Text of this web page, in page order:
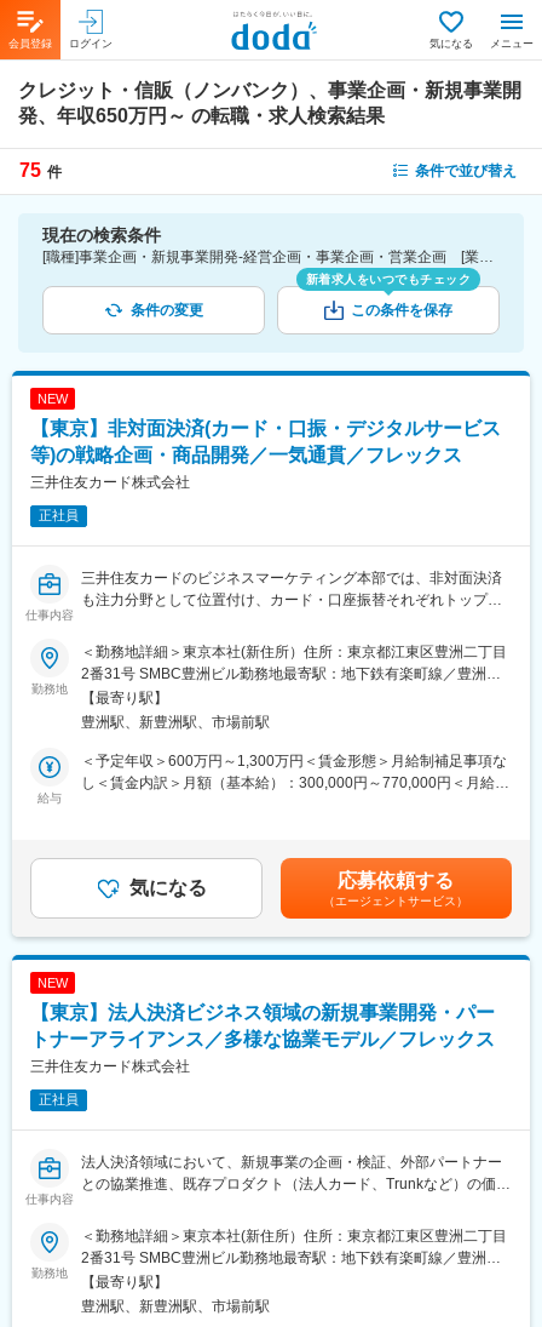
会員登録 ログイン 気になる メニュー
クレジット・信販（ノンバンク）、事業企画・新規事業開
発、年収650万円～ の転職・求人検索結果
75 件 条件で並び替え
現在の検索条件
[職種]事業企画・新規事業開発-経営企画・事業企画・営業企画 [業種]クレジット・信販（ノンバンク）-金融業界 [年収]650万円～
条件の変更
新着求人をいつでもチェック
この条件を保存
NEW
【東京】非対面決済(カード・口振・デジタルサービス
等)の戦略企画・商品開発／一気通貫／フレックス
三井住友カード株式会社
正社員
仕事内容
三井住友カードのビジネスマーケティング本部では、非対面決済
も注力分野として位置付け、カード・口座振替それぞれトップシ
今後、カードだけにとどまらない口振・コンビニ収納・BtoB決済
等の幅広い決済ラインナップに加え、stera・Olive・Trunkで培っ
た先進性を活かしたデジタルサービスも投入強化していきます。
本ポジションでは、新たな非対面決済の事業戦略企画や新商品開
発を中心に業務を担っていただきます。
【職務内容】
・既存商品・サービスのシステム基盤強化・レベルアップ
【本ポジションの魅力】
・マーケットリーダーとしての強みと、stera・Olive・Trunk等で
がら、一気通貫にプロジェクト関与することができます。
BM事業開発部 商品企画4G、商品企画5G、商品企画6G
商品企画4G（7名）：非対面決済(カード・口振・デジタルサービ
ス等)の戦略策定・新商品企画
勤務地
＜勤務地詳細＞東京本社(新住所）住所：東京都江東区豊洲二丁目
2番31号 SMBC豊洲ビル勤務地最寄駅：地下鉄有楽町線／豊洲駅
受動喫煙対策：屋内全面禁煙変更の範囲：会社の定める事業所
（リモートワーク含む）
【最寄り駅】
豊洲駅、新豊洲駅、市場前駅
給与
＜予定年収＞600万円～1,300万円＜賃金形態＞月給制補足事項な
し＜賃金内訳＞月額（基本給）：300,000円～770,000円＜月給＞
（6月・12月）賃金はあくまでも目安の金額であり、選考を通じ
て上下する可能性があります。月給(月額)は固定手当を含めた表記
です。
気になる 応募依頼する
（エージェントサービス）
NEW
【東京】法人決済ビジネス領域の新規事業開発・パー
トナーアライアンス／多様な協業モデル／フレックス
三井住友カード株式会社
正社員
仕事内容
法人決済領域において、新規事業の企画・検証、外部パートナー
との協業推進、既存プロダクト（法人カード、Trunkなど）の価値
SMBCグループの決済アセットと外部SaaS・FinTechなどの技術
を掛け合わせ、新規売上の柱の創出と既存事業の成長加速を主導
するポジションです。
【職務詳細】
勤務地
＜勤務地詳細＞東京本社(新住所）住所：東京都江東区豊洲二丁目
2番31号 SMBC豊洲ビル勤務地最寄駅：地下鉄有楽町線／豊洲駅
受動喫煙対策：屋内全面禁煙変更の範囲：会社の定める事業所
（リモートワーク含む）
【最寄り駅】
豊洲駅、新豊洲駅、市場前駅